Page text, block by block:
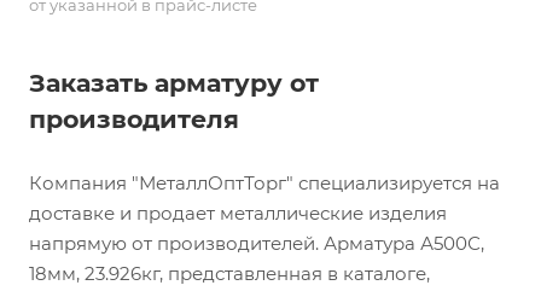
от указанной в прайс-листе
Заказать арматуру от
производителя
Компания "МеталлОптТорг" специализируется на
доставке и продает металлические изделия
напрямую от производителей. Арматура А500С,
18мм, 23.926кг, представленная в каталоге,